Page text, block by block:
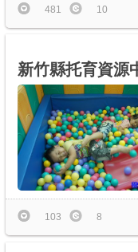
481 10
新竹縣托育資源
103 8